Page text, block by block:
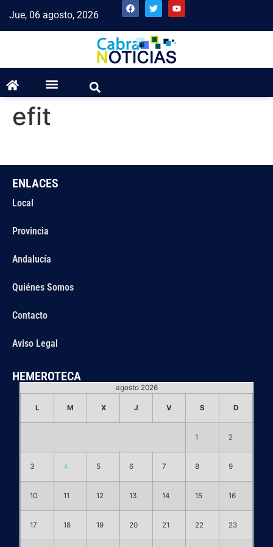
Jue, 06 agosto, 2026
efit
ENLACES
Local
Provincia
Andalucía
Quiénes Somos
Contacto
Aviso Legal
HEMEROTECA
agosto 2026
L M X J V S D
1 2
3 4 5 6 7 8 9
10 11 12 13 14 15 16
17 18 19 20 21 22 23